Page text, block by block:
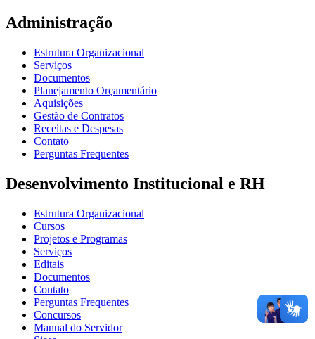
Administração
Estrutura Organizacional
Serviços
Documentos
Planejamento Orçamentário
Aquisições
Gestão de Contratos
Receitas e Despesas
Contato
Perguntas Frequentes
Desenvolvimento Institucional e RH
Estrutura Organizacional
Cursos
Projetos e Programas
Serviços
Editais
Documentos
Contato
Perguntas Frequentes
Concursos
Manual do Servidor